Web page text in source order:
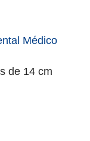
Médico
de 14 cm